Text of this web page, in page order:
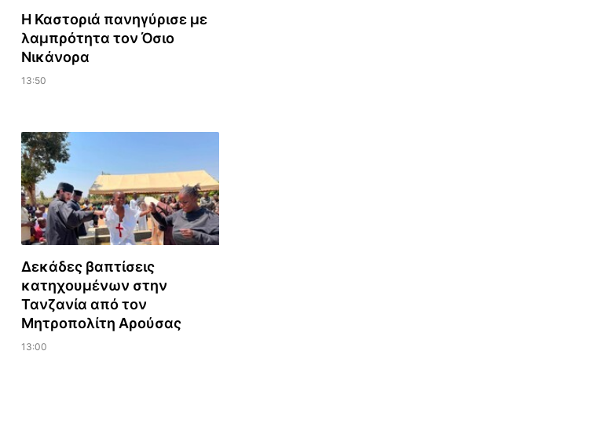
Η Καστοριά πανηγύρισε με
λαμπρότητα τον Όσιο
Νικάνορα
13:50
Δεκάδες βαπτίσεις
κατηχουμένων στην
Τανζανία από τον
Μητροπολίτη Αρούσας
13:00